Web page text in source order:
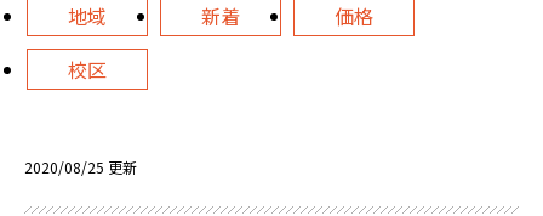
地域
新着
価格
校区
2020/08/25 更新